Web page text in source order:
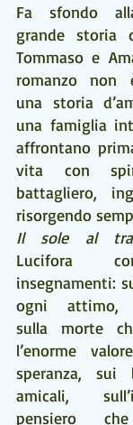
Fa sfondo
grande storia
Tommaso e
romanzo non
una storia
una famiglia
affrontano
vita con
battagliero,
risorgendo
Il sole al
Lucifora
insegnamenti:
ogni attimo,
sulla morte
l’enorme
speranza, sui
amicali,
pensiero